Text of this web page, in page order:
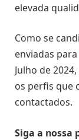
elevada
Como se
enviadas para
Julho de
os perfis que
contactados.
Siga a nossa